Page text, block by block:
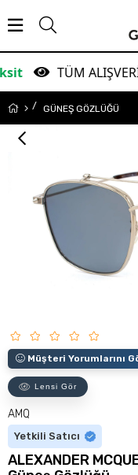
ALIŞVERİŞLERDE
GÜNEŞ GÖZLÜĞÜ
Müşteri Yorumlarını
Lensi Gör
AMQ
Yetkili Satıcı
ALEXANDER